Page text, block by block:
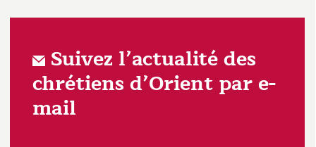
Suivez l’actualité des
chrétiens d’Orient par e-
mail